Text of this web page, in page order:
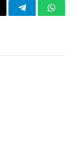
Telegram